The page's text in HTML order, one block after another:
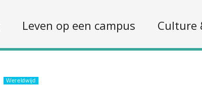
Leven op een campus Culture
Wereldwijd